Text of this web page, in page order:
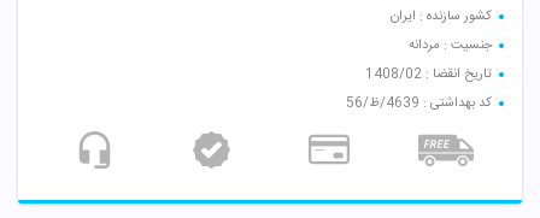
کشور سازنده : ایران
جنسیت : مردانه
تاریخ انقضا : 1408/02
کد بهداشتی : 4639/ظ/56